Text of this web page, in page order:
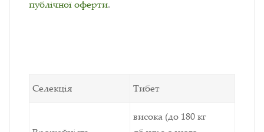
публічної оферти.
Селекція Тибет
висока (до 180 кг